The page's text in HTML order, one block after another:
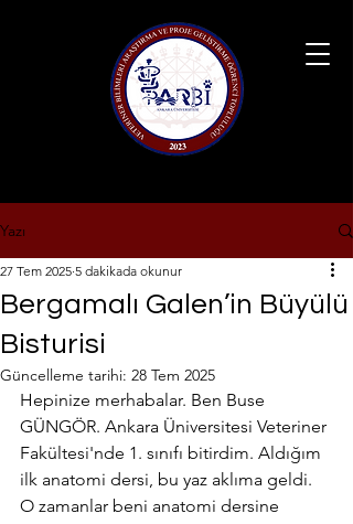
Yazı
Bergamalı Galen’in Büyülü
Bisturisi
27 Tem 2025 5 dakikada okunur
Güncelleme tarihi: 28 Tem 2025
Hepinize merhabalar. Ben Buse
GÜNGÖR. Ankara Üniversitesi Veteriner
Fakültesi'nde 1. sınıfı bitirdim. Aldığım
ilk anatomi dersi, bu yaz aklıma geldi.
O zamanlar beni anatomi dersine